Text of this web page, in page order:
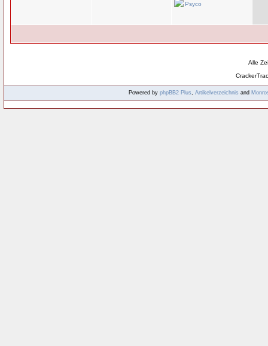
Psyco
Alle
Powered by phpBB2 Plus, Artikelverzeichnis and